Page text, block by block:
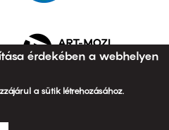
érdekében a webhelyen
a sütik létrehozásához.